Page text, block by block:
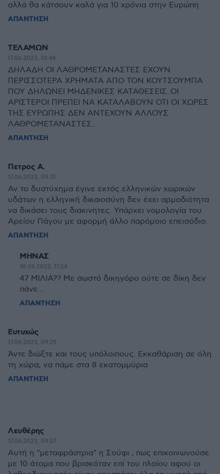
αλλά θα κάτσουν καλά για 10 χρόνια στην Ευρώπη
ΑΠΑΝΤΗΣΗ
ΤΕΛΑΜΩΝ
17.06.2023, 10:44
ΔΗΛΑΔΗ ΟΙ ΛΑΘΡΟΜΕΤΑΝΑΣΤΕΣ ΕΧΟΥΝ
ΠΕΡΙΣΣΟΤΕΡΑ ΧΡΗΜΑΤΑ ΑΠΟ ΤΟΝ ΚΟΥΤΣΟΥΜΠΑ
ΠΟΥ ΔΗΛΩΝΕΙ ΜΗΔΕΝΙΚΕΣ ΚΑΤΑΘΕΣΕΙΣ..ΟΙ
ΑΡΙΣΤΕΡΟΙ ΠΡΕΠΕΙ ΝΑ ΚΑΤΑΛΑΒΟΥΝ ΟΤΙ ΟΙ ΧΩΡΕΣ
ΤΗΣ ΕΥΡΩΠΗΣ ΔΕΝ ΑΝΤΕΧΟΥΝ ΑΛΛΟΥΣ
ΛΑΘΡΟΜΕΤΑΝΑΣΤΕΣ..
ΑΠΑΝΤΗΣΗ
Πετρος Α.
17.06.2023, 09:31
Αν το δυστύχημα έγινε εκτός ελληνικών χωρικών
υδάτων η ελληνική δικαιοσύνη δεν έχει αρμοδιότητα
να δικάσει τους διακινητες. Υπάρχει νομολογία του
Αρείου Πάγου με αφορμή άλλο παρόμοιο επεισόδιο.
ΑΠΑΝΤΗΣΗ
ΜΗΝΑΣ
18.06.2023, 11:54
47 ΜΙΛΙΑ?? Με σωστό δικηγόρο ούτε σε δίκη δεν
πάνε...
ΑΠΑΝΤΗΣΗ
Ευτυχώς
17.06.2023, 09:29
Άντε διώξτε και τους υπόλοιπους. Εκκαθάριση σε όλη
τη χώρα, να πάμε στα 8 εκατομμύρια
ΑΠΑΝΤΗΣΗ
Λευθέρης
17.06.2023, 09:27
Αυτή η "μεταφράστρια" η Σούφι , πως επικοινωνούσε
με 10 άτομα που βρισκόταν επί του πλοίου αφού οι